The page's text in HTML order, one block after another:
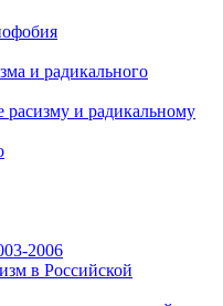
и радикального
расизму и радикальному
2006
в Российской